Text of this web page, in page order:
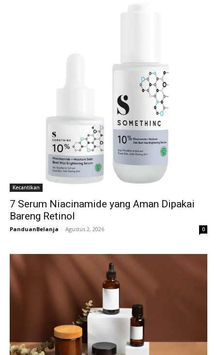
Kecantikan
7 Serum Niacinamide yang Aman Dipakai
Bareng Retinol
PanduanBelanja - Agustus 2, 2026 0